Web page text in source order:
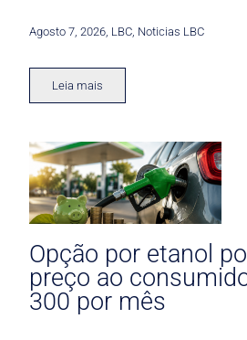
Agosto 7, 2026 LBC Noticias LBC
Leia mais
Opção por etanol
preço ao
300 por mês